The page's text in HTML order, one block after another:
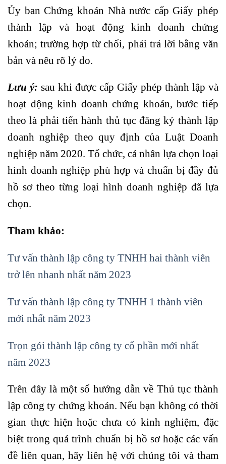
Ủy ban Chứng khoán Nhà nước cấp Giấy phép
thành lập và hoạt động kinh doanh chứng
khoán; trường hợp từ chối, phải trả lời bằng văn
bản và nêu rõ lý do.
Lưu ý: sau khi được cấp Giấy phép thành lập và
hoạt động kinh doanh chứng khoán, bước tiếp
theo là phải tiến hành thủ tục đăng ký thành lập
doanh nghiệp theo quy định của Luật Doanh
nghiệp năm 2020. Tổ chức, cá nhân lựa chọn loại
hình doanh nghiệp phù hợp và chuẩn bị đầy đủ
hồ sơ theo từng loại hình doanh nghiệp đã lựa
chọn.
Tham khảo:
Tư vấn thành lập công ty TNHH hai thành viên
trở lên nhanh nhất năm 2023
Tư vấn thành lập công ty TNHH 1 thành viên
mới nhất năm 2023
Trọn gói thành lập công ty cổ phần mới nhất
năm 2023
Trên đây là một số hướng dẫn về Thủ tục thành
lập công ty chứng khoán. Nếu bạn không có thời
gian thực hiện hoặc chưa có kinh nghiệm, đặc
biệt trong quá trình chuẩn bị hồ sơ hoặc các vấn
đề liên quan, hãy liên hệ với chúng tôi và tham